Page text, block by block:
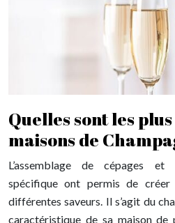
Quelles sont les
maisons de
L’assemblage de cépages et
spécifique ont permis de
différentes saveurs. Il s’agit du
caractéristique de sa maison de